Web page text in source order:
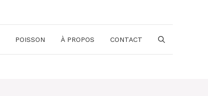
POISSON À PROPOS CONTACT